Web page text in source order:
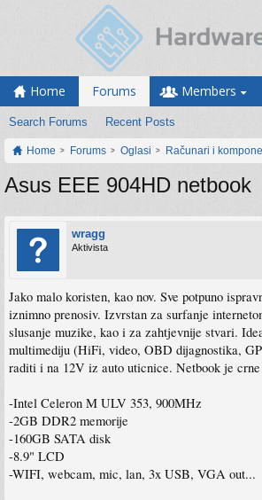
Home Forums
Search Forums Recent Posts
Members
Home Forums Oglasi Računari i
Asus EEE 904HD netbook
wragg
Aktivista
Jako malo koristen, kao nov. Sve potpuno
iznimno prenosiv. Izvrstan za surfanje
slusanje muzike, kao i za zahtjevnije stvari.
multimediju (HiFi, video, OBD dijagnostika,
raditi i na 12V iz auto uticnice. Netbook je
-Intel Celeron M ULV 353, 900MHz
-2GB DDR2 memorije
-160GB SATA disk
-8.9" LCD
-WIFI, webcam, mic, lan, 3x USB, VGA out...